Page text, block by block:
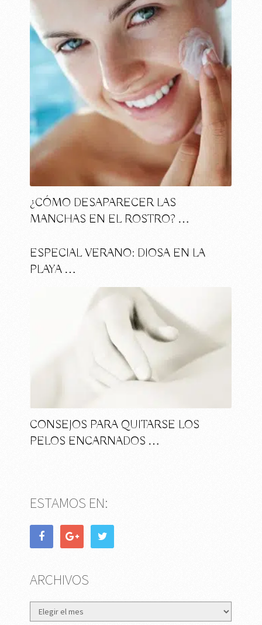
¿CÓMO DESAPARECER LAS
MANCHAS EN EL ROSTRO? …
ESPECIAL VERANO: DIOSA EN LA
PLAYA …
CONSEJOS PARA QUITARSE LOS
PELOS ENCARNADOS …
ESTAMOS EN:
ARCHIVOS
Archivos